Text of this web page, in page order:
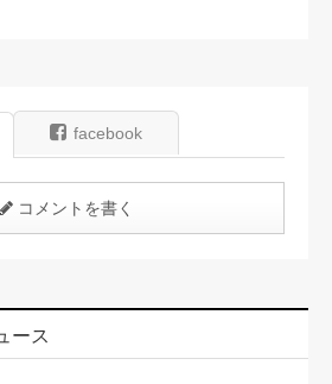
facebook
コメントを書く
ース